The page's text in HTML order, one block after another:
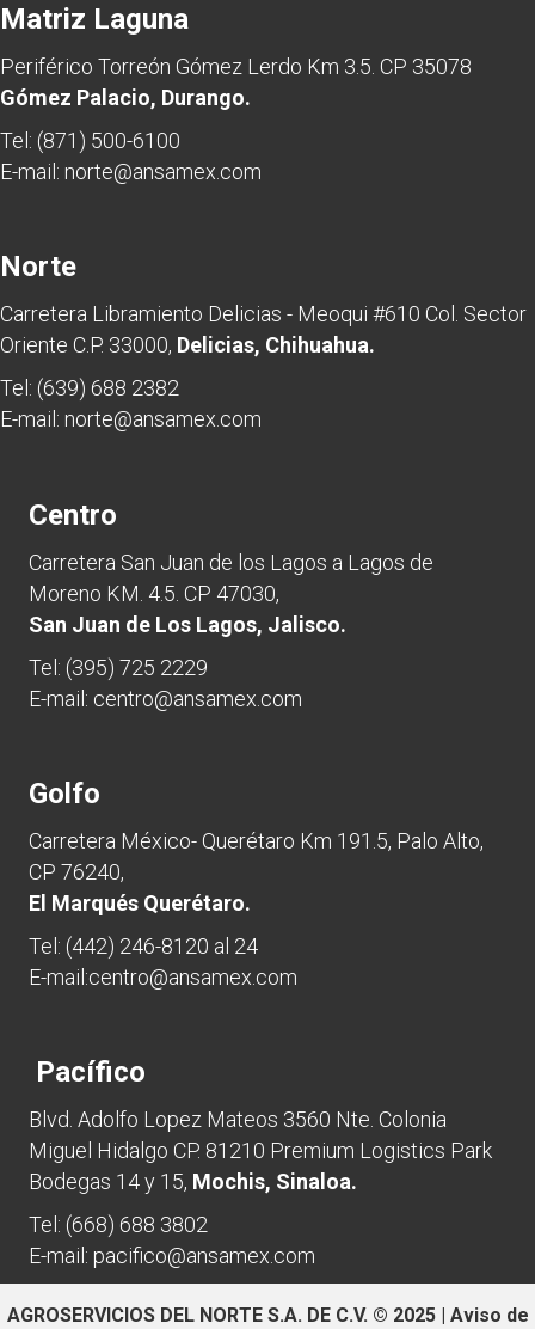
Matriz Laguna
Periférico Torreón Gómez Lerdo Km 3.5. CP 35078
Gómez Palacio, Durango.
Tel: (871) 500-6100
E-mail: norte@ansamex.com
Norte
Carretera Libramiento Delicias - Meoqui #610 Col. Sector
Oriente C.P. 33000, Delicias, Chihuahua.
Tel: (639) 688 2382
E-mail: norte@ansamex.com
Centro
Carretera San Juan de los Lagos a Lagos de
Moreno KM. 4.5. CP 47030,
San Juan de Los Lagos, Jalisco.
Tel: (395) 725 2229
E-mail: centro@ansamex.com
Golfo
Carretera México- Querétaro Km 191.5, Palo Alto,
CP 76240,
El Marqués Querétaro.
Tel: (442) 246-8120 al 24
E-mail:centro@ansamex.com
Pacífico
Blvd. Adolfo Lopez Mateos 3560 Nte. Colonia
Miguel Hidalgo CP. 81210 Premium Logistics Park
Bodegas 14 y 15, Mochis, Sinaloa.
Tel: (668) 688 3802
E-mail: pacifico@ansamex.com
AGROSERVICIOS DEL NORTE S.A. DE C.V. © 2025 | Aviso de